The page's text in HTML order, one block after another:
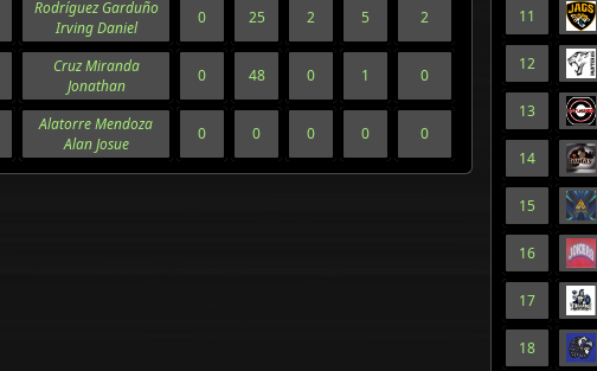
Rodríguez Garduño
Irving Daniel
0 25 2 5 2
Cruz Miranda
Jonathan
0 48 0 1 0
Alatorre Mendoza
Alan Josue
0 0 0 0 0
11
12
13
14
15
16
17
18